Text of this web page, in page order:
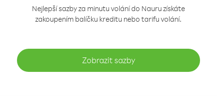
Nejlepší sazby za minutu volání do Nauru získáte
zakoupením balíčku kreditu nebo tarifu volání.
Zobrazit sazby